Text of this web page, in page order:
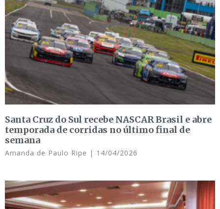
Santa Cruz do Sul recebe NASCAR Brasil e abre
temporada de corridas no último final de
semana
Amanda de Paulo Ripe 14/04/2026